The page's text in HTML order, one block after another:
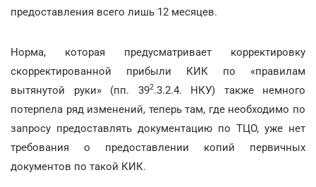
предоставления всего лишь 12 месяцев.
Норма, которая предусматривает корректировку
скорректированной прибыли КИК по «правилам
вытянутой руки» (пп. 392.3.2.4. НКУ) также немного
потерпела ряд изменений, теперь там, где необходимо по
запросу предоставлять документацию по ТЦО, уже нет
требования о предоставлении копий первичных
документов по такой КИК.